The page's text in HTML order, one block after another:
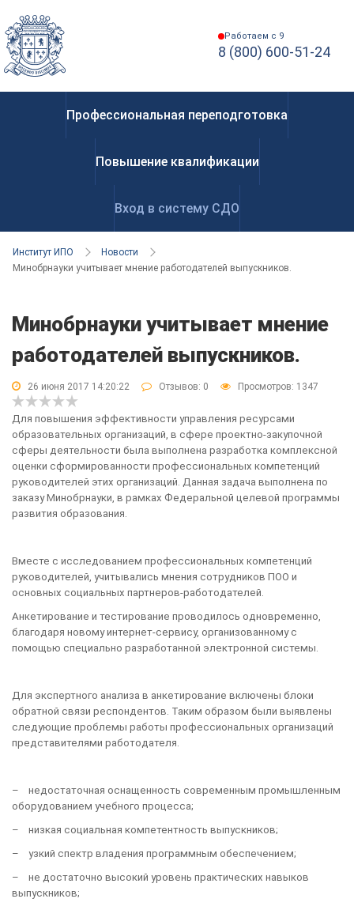
Работаем с 9
8 (800) 600-51-24
Профессиональная переподготовка
Повышение квалификации
Вход в систему СДО
Институт ИПО
Новости
Минобрнауки учитывает мнение работодателей выпускников.
Минобрнауки учитывает мнение
работодателей выпускников.
26 июня 2017 14:20:22 Отзывов: 0 Просмотров: 1347
Для повышения эффективности управления ресурсами
образовательных организаций, в сфере проектно-закупочной
сферы деятельности была выполнена разработка комплексной
оценки сформированности профессиональных компетенций
руководителей этих организаций. Данная задача выполнена по
заказу Минобрнауки, в рамках Федеральной целевой программы
развития образования.
Вместе с исследованием профессиональных компетенций
руководителей, учитывались мнения сотрудников ПОО и
основных социальных партнеров-работодателей.
Анкетирование и тестирование проводилось одновременно,
благодаря новому интернет-сервису, организованному с
помощью специально разработанной электронной системы.
Для экспертного анализа в анкетирование включены блоки
обратной связи респондентов. Таким образом были выявлены
следующие проблемы работы профессиональных организаций
представителями работодателя.
– недостаточная оснащенность современным промышленным
оборудованием учебного процесса;
– низкая социальная компетентность выпускников;
– узкий спектр владения программным обеспечением;
– не достаточно высокий уровень практических навыков
выпускников;